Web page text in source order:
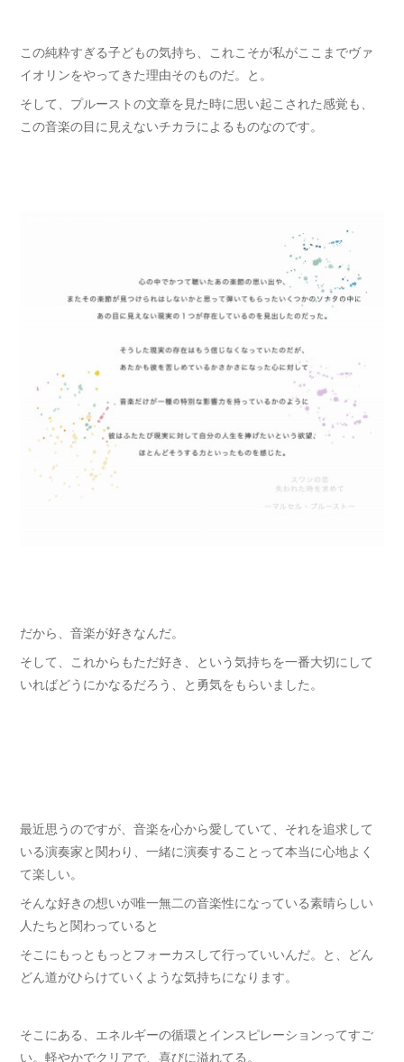
この純粋すぎる子どもの気持ち、これこそが私がここまでヴァ
イオリンをやってきた理由そのものだ。と。
そして、プルーストの文章を見た時に思い起こされた感覚も、
この音楽の目に見えないチカラによるものなのです。
だから、音楽が好きなんだ。
そして、これからもただ好き、という気持ちを一番大切にして
いればどうにかなるだろう、と勇気をもらいました。
最近思うのですが、音楽を心から愛していて、それを追求して
いる演奏家と関わり、一緒に演奏することって本当に心地よく
て楽しい。
そんな好きの想いが唯一無二の音楽性になっている素晴らしい
人たちと関わっていると
そこにもっともっとフォーカスして行っていいんだ。と、どん
どん道がひらけていくような気持ちになります。
そこにある、エネルギーの循環とインスピレーションってすご
い。軽やかでクリアで、喜びに溢れてる。